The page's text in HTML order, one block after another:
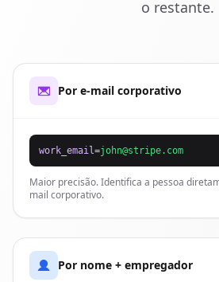
o restante.
Por e-mail corporativo
work_email=john@stripe.com
Maior precisão. Identifica a pessoa
mail corporativo.
Por nome + empregador